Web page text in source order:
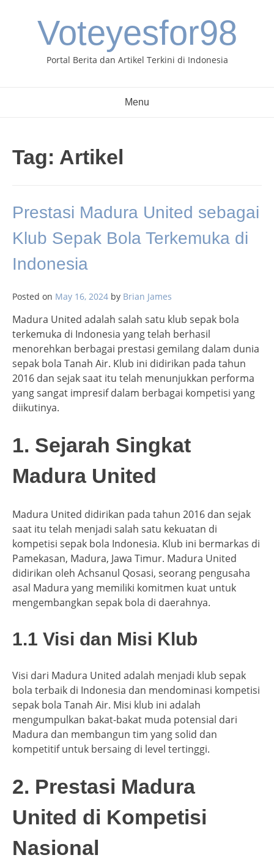
Voteyesfor98
Portal Berita dan Artikel Terkini di Indonesia
Menu
Tag: Artikel
Prestasi Madura United sebagai
Klub Sepak Bola Terkemuka di
Indonesia
Posted on May 16, 2024 by Brian James
Madura United adalah salah satu klub sepak bola
terkemuka di Indonesia yang telah berhasil
menorehkan berbagai prestasi gemilang dalam dunia
sepak bola Tanah Air. Klub ini didirikan pada tahun
2016 dan sejak saat itu telah menunjukkan performa
yang sangat impresif dalam berbagai kompetisi yang
diikutinya.
1. Sejarah Singkat
Madura United
Madura United didirikan pada tahun 2016 dan sejak
saat itu telah menjadi salah satu kekuatan di
kompetisi sepak bola Indonesia. Klub ini bermarkas di
Pamekasan, Madura, Jawa Timur. Madura United
didirikan oleh Achsanul Qosasi, seorang pengusaha
asal Madura yang memiliki komitmen kuat untuk
mengembangkan sepak bola di daerahnya.
1.1 Visi dan Misi Klub
Visi dari Madura United adalah menjadi klub sepak
bola terbaik di Indonesia dan mendominasi kompetisi
sepak bola Tanah Air. Misi klub ini adalah
mengumpulkan bakat-bakat muda potensial dari
Madura dan membangun tim yang solid dan
kompetitif untuk bersaing di level tertinggi.
2. Prestasi Madura
United di Kompetisi
Nasional